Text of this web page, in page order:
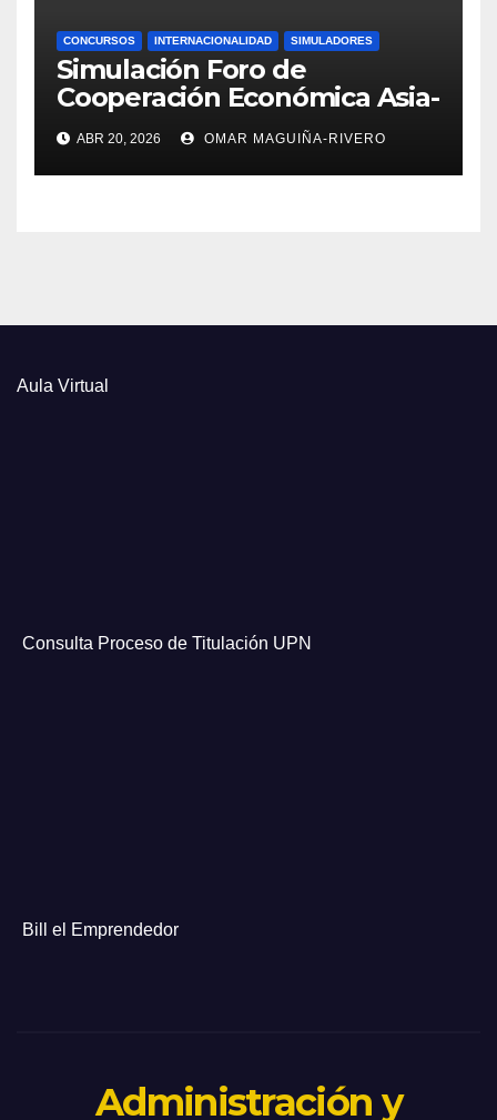
CONCURSOS INTERNACIONALIDAD SIMULADORES
Simulación Foro de
Cooperación Económica Asia-
Pacífico
ABR 20, 2026 OMAR MAGUIÑA-RIVERO
Aula Virtual
Consulta Proceso de Titulación UPN
Bill el Emprendedor
Administración y